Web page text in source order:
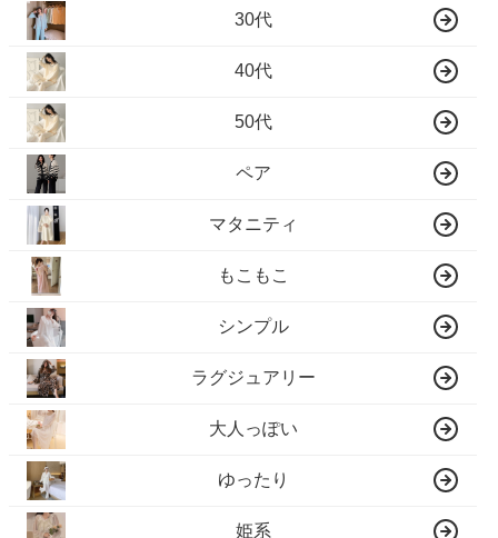
30代
40代
50代
ペア
マタニティ
もこもこ
シンプル
ラグジュアリー
大人っぽい
ゆったり
姫系